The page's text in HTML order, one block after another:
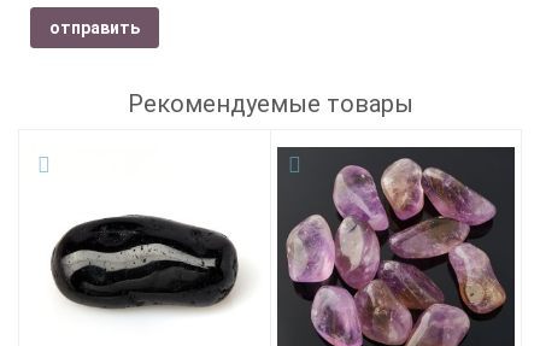
отправить
Рекомендуемые товары